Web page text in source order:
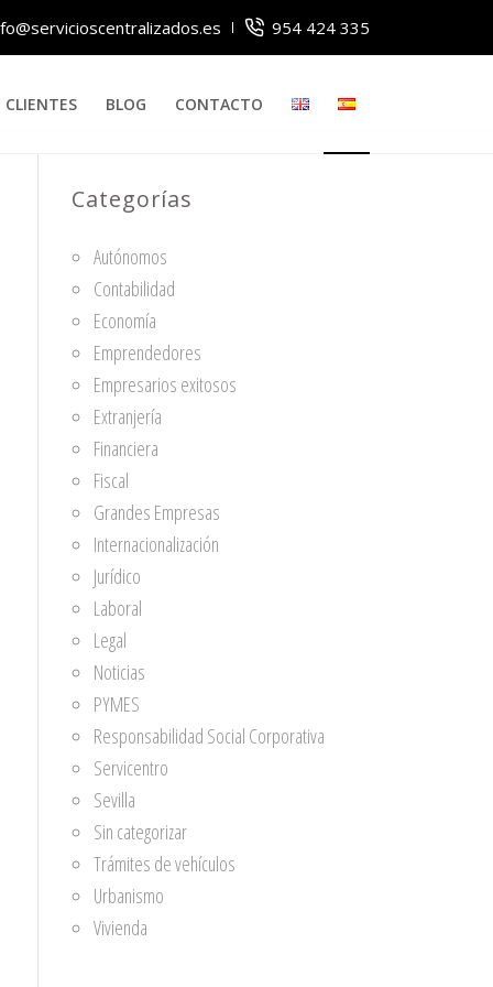
954 424 335
CLIENTES BLOG CONTACTO
Categorías
Autónomos
Contabilidad
Economía
Emprendedores
Empresarios exitosos
Extranjería
Financiera
Fiscal
Grandes Empresas
Internacionalización
Jurídico
Laboral
Legal
Noticias
PYMES
Responsabilidad Social Corporativa
Servicentro
Sevilla
Sin categorizar
Trámites de vehículos
Urbanismo
Vivienda